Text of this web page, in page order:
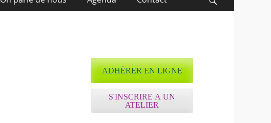
ADHÉRER EN LIGNE
S'INSCRIRE A UN
ATELIER